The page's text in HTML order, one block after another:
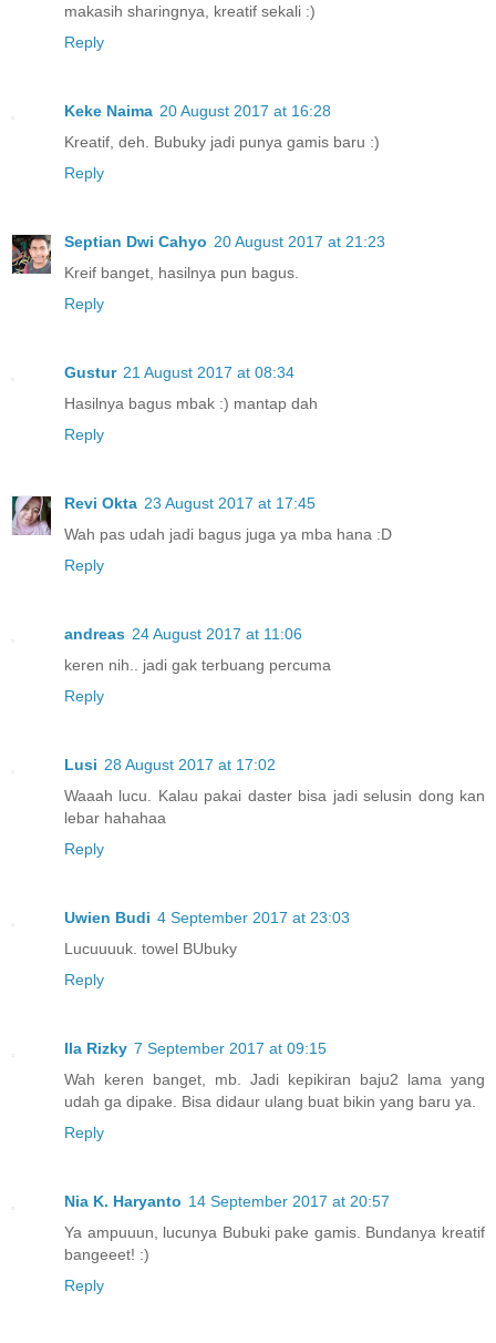
makasih sharingnya, kreatif sekali :)
Reply
Keke Naima 20 August 2017 at 16:28
Kreatif, deh. Bubuky jadi punya gamis baru :)
Reply
Septian Dwi Cahyo 20 August 2017 at 21:23
Kreif banget, hasilnya pun bagus.
Reply
Gustur 21 August 2017 at 08:34
Hasilnya bagus mbak :) mantap dah
Reply
Revi Okta 23 August 2017 at 17:45
Wah pas udah jadi bagus juga ya mba hana :D
Reply
andreas 24 August 2017 at 11:06
keren nih.. jadi gak terbuang percuma
Reply
Lusi 28 August 2017 at 17:02
Waaah lucu. Kalau pakai daster bisa jadi selusin dong kan
lebar hahahaa
Reply
Uwien Budi 4 September 2017 at 23:03
Lucuuuuk. towel BUbuky
Reply
Ila Rizky 7 September 2017 at 09:15
Wah keren banget, mb. Jadi kepikiran baju2 lama yang
udah ga dipake. Bisa didaur ulang buat bikin yang baru ya.
Reply
Nia K. Haryanto 14 September 2017 at 20:57
Ya ampuuun, lucunya Bubuki pake gamis. Bundanya kreatif
bangeeet! :)
Reply